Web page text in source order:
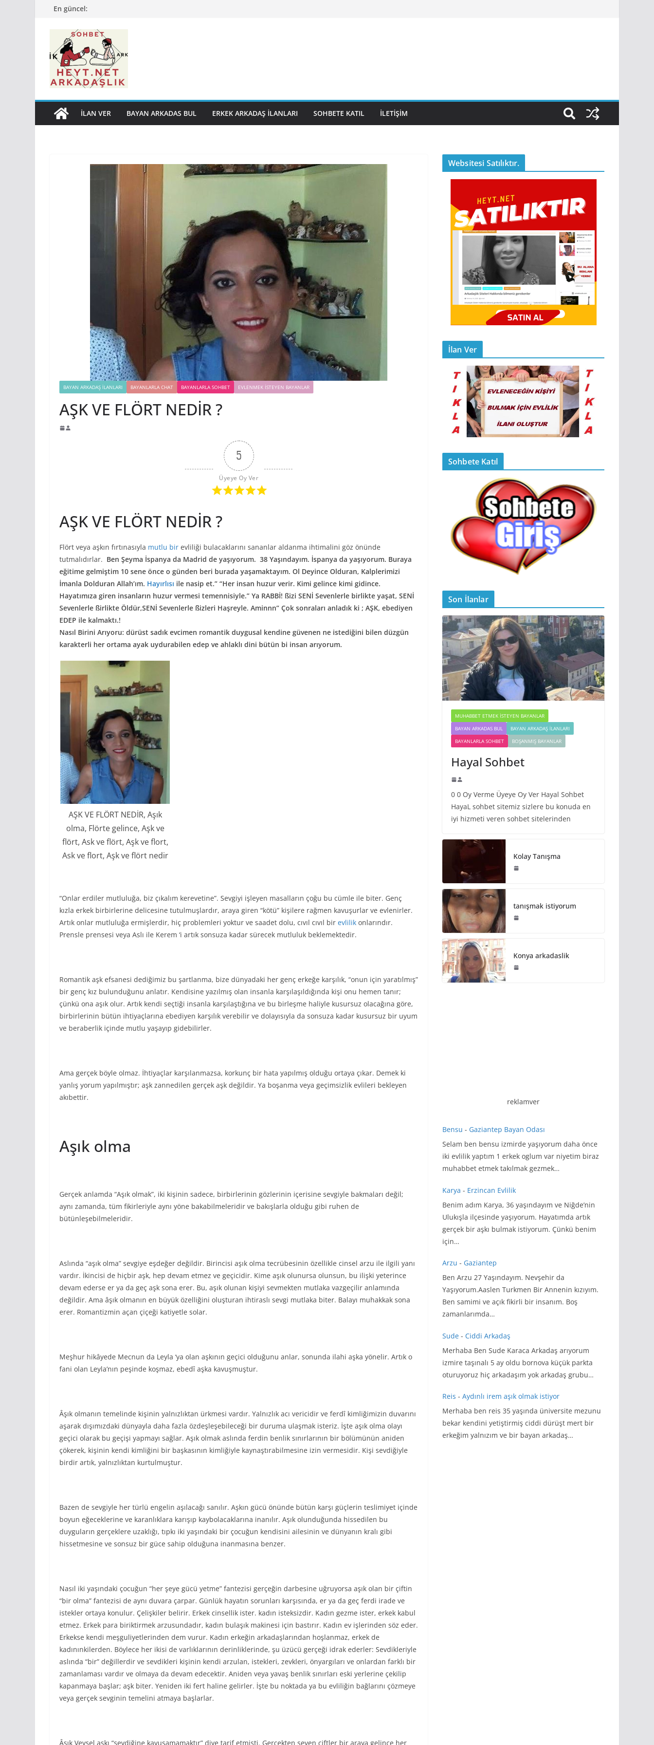
En güncel:
İLAN VER BAYAN ARKADAS BUL ERKEK ARKADAŞ İLANLARI SOHBETE KATIL İLETIŞIM
BAYAN ARKADAŞ İLANLARI BAYANLARLA CHAT BAYANLARLA SOHBET EVLENMEK İSTEYEN BAYANLAR
AŞK VE FLÖRT NEDİR ?
5
Üyeye Oy Ver
AŞK VE FLÖRT NEDİR ?
Flört veya aşkın fırtınasıyla mutlu bir evliliği bulacaklarını sananlar aldanma ihtimalini göz önünde
tutmalıdırlar. Ben Şeyma İspanya da Madrid de yaşıyorum. 38 Yaşındayım. İspanya da yaşıyorum. Buraya
eğitime gelmiştim 10 sene önce o günden beri burada yaşamaktayım. Ol Deyince Olduran, Kalplerimizi
İmanla Dolduran Allah’ım. Hayırlısı ile nasip et.” “Her insan huzur verir. Kimi gelince kimi gidince.
Hayatımıza giren insanların huzur vermesi temennisiyle.” Ya RABBİ! ßizi SENİ Sevenlerle birlikte yaşat, SENİ
Sevenlerle ßirlikte Öldür,SENİ Sevenlerle ßizleri Haşreyle. Aminnn” Çok sonraları anladık ki ; AŞK, ebediyen
EDEP ile kalmaktı.!
Nasıl Birini Arıyoru: dürüst sadık evcimen romantik duygusal kendine güvenen ne istediğini bilen düzgün
karakterli her ortama ayak uydurabilen edep ve ahlaklı dini bütün bi insan arıyorum.
AŞK VE FLÖRT NEDİR, Aşık
olma, Flörte gelince, Aşk ve
flört, Ask ve flört, Aşk ve flort,
Ask ve flort, Aşk ve flört nedir
“Onlar erdiler mutluluğa, biz çıkalım kerevetine”. Sevgiyi işleyen masalların çoğu bu cümle ile biter. Genç
kızla erkek birbirlerine delicesine tutulmuşlardır, araya giren “kötü” kişilere rağmen kavuşurlar ve evlenirler.
Artık onlar mutluluğa ermişlerdir, hiç problemleri yoktur ve saadet dolu, cıvıl cıvıl bir evlilik onlarındır.
Prensle prensesi veya Aslı ile Kerem ‘i artık sonsuza kadar sürecek mutluluk beklemektedir.
Romantik aşk efsanesi dediğimiz bu şartlanma, bize dünyadaki her genç erkeğe karşılık, “onun için yaratılmış”
bir genç kız bulunduğunu anlatır. Kendisine yazılmış olan insanla karşılaşıldığında kişi onu hemen tanır;
çünkü ona aşık olur. Artık kendi seçtiği insanla karşılaştığına ve bu birleşme haliyle kusursuz olacağına göre,
birbirlerinin bütün ihtiyaçlarına ebediyen karşılık verebilir ve dolayısıyla da sonsuza kadar kusursuz bir uyum
ve beraberlik içinde mutlu yaşayıp gidebilirler.
Ama gerçek böyle olmaz. İhtiyaçlar karşılanmazsa, korkunç bir hata yapılmış olduğu ortaya çıkar. Demek ki
yanlış yorum yapılmıştır; aşk zannedilen gerçek aşk değildir. Ya boşanma veya geçimsizlik evlileri bekleyen
akıbettir.
Aşık olma
Gerçek anlamda “Aşık olmak”, iki kişinin sadece, birbirlerinin gözlerinin içerisine sevgiyle bakmaları değil;
aynı zamanda, tüm fikirleriyle aynı yöne bakabilmeleridir ve bakışlarla olduğu gibi ruhen de
bütünleşebilmeleridir.
Aslında “aşık olma” sevgiye eşdeğer değildir. Birincisi aşık olma tecrübesinin özellikle cinsel arzu ile ilgili yanı
vardır. İkincisi de hiçbir aşk, hep devam etmez ve geçicidir. Kime aşık olunursa olunsun, bu ilişki yeterince
devam ederse er ya da geç aşk sona erer. Bu, aşık olunan kişiyi sevmekten mutlaka vazgeçilir anlamında
değildir. Ama âşık olmanın en büyük özelliğini oluşturan ihtiraslı sevgi mutlaka biter. Balayı muhakkak sona
erer. Romantizmin açan çiçeği katiyetle solar.
Meşhur hikâyede Mecnun da Leyla ‘ya olan aşkının geçici olduğunu anlar, sonunda ilahi aşka yönelir. Artık o
fani olan Leyla’nın peşinde koşmaz, ebedî aşka kavuşmuştur.
Âşık olmanın temelinde kişinin yalnızlıktan ürkmesi vardır. Yalnızlık acı vericidir ve ferdî kimliğimizin duvarını
aşarak dışımızdaki dünyayla daha fazla özdeşleşebileceği bir duruma ulaşmak isteriz. İşte aşık olma olayı
geçici olarak bu geçişi yapmayı sağlar. Aşık olmak aslında ferdin benlik sınırlarının bir bölümünün aniden
çökerek, kişinin kendi kimliğini bir başkasının kimliğiyle kaynaştırabilmesine izin vermesidir. Kişi sevdiğiyle
birdir artık, yalnızlıktan kurtulmuştur.
Bazen de sevgiyle her türlü engelin aşılacağı sanılır. Aşkın gücü önünde bütün karşı güçlerin teslimiyet içinde
boyun eğeceklerine ve karanlıklara karışıp kaybolacaklarına inanılır. Aşık olunduğunda hissedilen bu
duyguların gerçeklere uzaklığı, tıpkı iki yaşındaki bir çocuğun kendisini ailesinin ve dünyanın kralı gibi
hissetmesine ve sonsuz bir güce sahip olduğuna inanmasına benzer.
Nasıl iki yaşındaki çocuğun “her şeye gücü yetme” fantezisi gerçeğin darbesine uğruyorsa aşık olan bir çiftin
“bir olma” fantezisi de aynı duvara çarpar. Günlük hayatın sorunları karşısında, er ya da geç ferdi irade ve
istekler ortaya konulur. Çelişkiler belirir. Erkek cinsellik ister. kadın isteksizdir. Kadın gezme ister, erkek kabul
etmez. Erkek para biriktirmek arzusundadır, kadın bulaşık makinesi için bastırır. Kadın ev işlerinden söz eder.
Erkekse kendi meşguliyetlerinden dem vurur. Kadın erkeğin arkadaşlarından hoşlanmaz, erkek de
kadınınkilerden. Böylece her ikisi de varlıklarının derinliklerinde, şu üzücü gerçeği idrak ederler: Sevdikleriyle
aslında “bir” değillerdir ve sevdikleri kişinin kendi arzulan, istekleri, zevkleri, önyargıları ve onlardan farklı bir
zamanlaması vardır ve olmaya da devam edecektir. Aniden veya yavaş benlik sınırları eski yerlerine çekilip
kapanmaya başlar; aşk biter. Yeniden iki fert haline gelirler. İşte bu noktada ya bu evliliğin bağlarını çözmeye
veya gerçek sevginin temelini atmaya başlarlar.
Âşık Veysel aşkı “sevdiğine kavuşamamaktır” diye tarif etmişti. Gerçekten seven çiftler bir araya gelince her
Websitesi Satılıktır.
İlan Ver
Sohbete Katıl
Son İlanlar
MUHABBET ETMEK İSTEYEN BAYANLAR
BAYAN ARKADAS BUL
BAYAN ARKADAŞ İLANLARI
BAYANLARLA SOHBET
BOŞANMIŞ BAYANLAR
Hayal Sohbet
0 0 Oy Verme Üyeye Oy Ver Hayal Sohbet
HayaL sohbet sitemiz sizlere bu konuda en
iyi hizmeti veren sohbet sitelerinden
Kolay Tanışma
tanışmak istiyorum
Konya arkadaslik
reklamver
Bensu - Gaziantep Bayan Odası
Selam ben bensu izmirde yaşıyorum daha önce
iki evlilik yaptım 1 erkek oglum var niyetim biraz
muhabbet etmek takılmak gezmek…
Karya - Erzincan Evlilik
Benim adım Karya, 36 yaşındayım ve Niğde’nin
Ulukışla ilçesinde yaşıyorum. Hayatımda artık
gerçek bir aşkı bulmak istiyorum. Çünkü benim
için…
Arzu - Gaziantep
Ben Arzu 27 Yaşındayım. Nevşehir da
Yaşıyorum.Aaslen Turkmen Bir Annenin kızıyım.
Ben samimi ve açık fikirli bir insanım. Boş
zamanlarımda…
Sude - Ciddi Arkadaş
Merhaba Ben Sude Karaca Arkadaş arıyorum
izmire taşınalı 5 ay oldu bornova küçük parkta
oturuyoruz hiç arkadaşım yok arkadaş grubu…
Reis - Aydınlı irem aşık olmak istiyor
Merhaba ben reis 35 yaşında üniversite mezunu
bekar kendini yetiştirmiş ciddi dürüşt mert bir
erkeğim yalnızım ve bir bayan arkadaş…